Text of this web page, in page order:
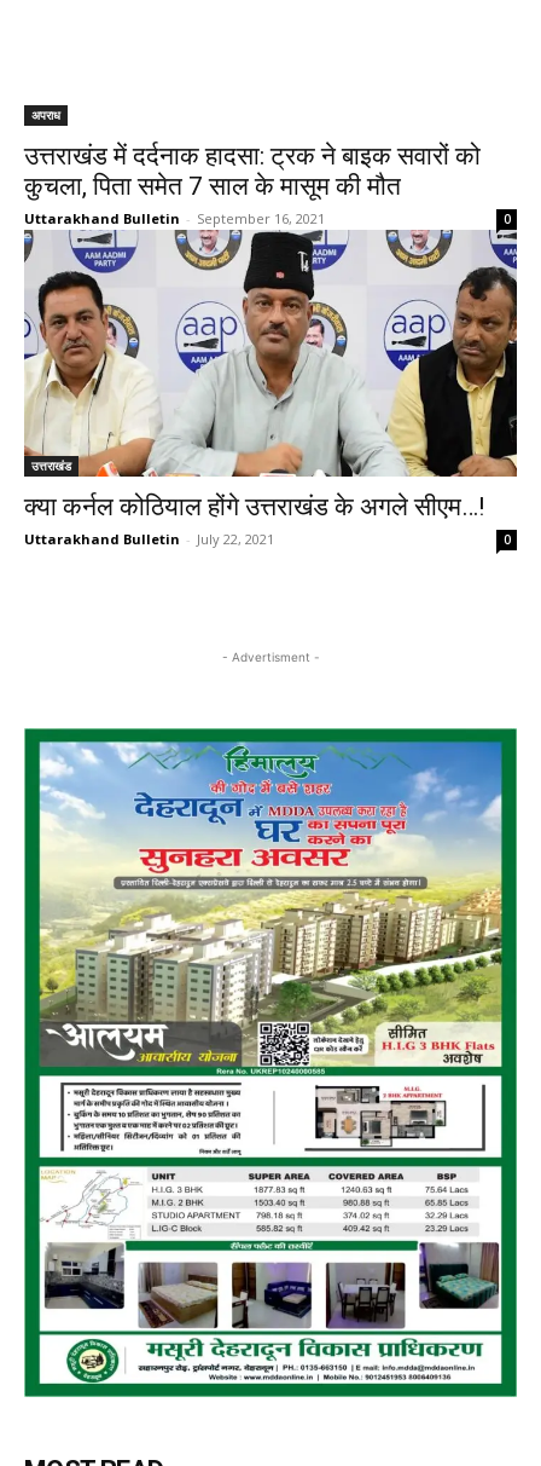
अपराध
उत्तराखंड में दर्दनाक हादसा: ट्रक ने बाइक सवारों को
कुचला, पिता समेत 7 साल के मासूम की मौत
Uttarakhand Bulletin - September 16, 2021 0
उत्तराखंड
क्या कर्नल कोठियाल होंगे उत्तराखंड के अगले सीएम…!
Uttarakhand Bulletin - July 22, 2021 0
- Advertisment -